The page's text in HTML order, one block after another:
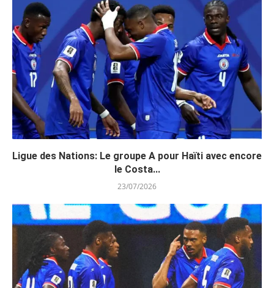
Ligue des Nations: Le groupe A pour Haïti avec encore
le Costa...
23/07/2026